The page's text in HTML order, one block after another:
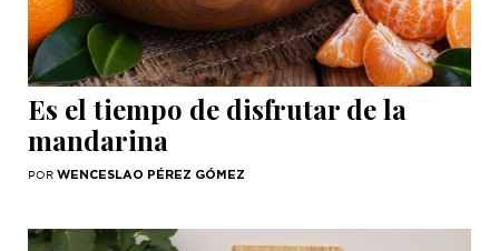
Es el tiempo de disfrutar de la
mandarina
POR WENCESLAO PÉREZ GÓMEZ